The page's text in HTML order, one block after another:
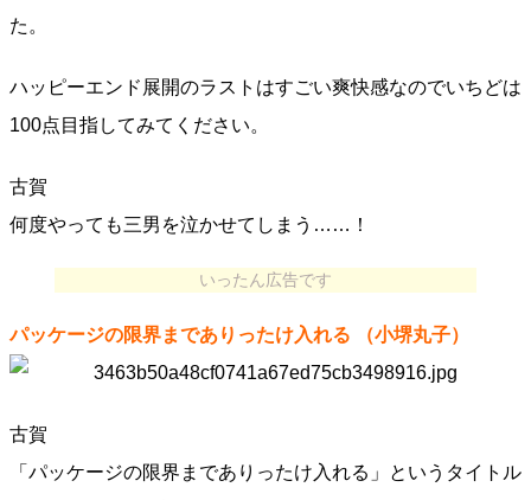
た。
ハッピーエンド展開のラストはすごい爽快感なのでいちどは
100点目指してみてください。
古賀
何度やっても三男を泣かせてしまう……！
いったん広告です
パッケージの限界までありったけ入れる （小堺丸子）
古賀
「パッケージの限界までありったけ入れる」というタイトル